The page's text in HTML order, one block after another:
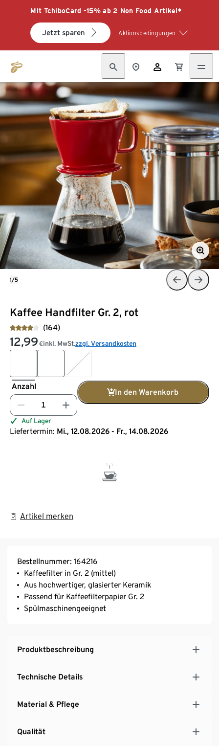
Mit TchiboCard -15% ab 2 Non Food Artikel*
Jetzt sparen Aktionsbedingungen
Kaffee Handfilter Gr. 2, rot
(164)
12,99 €inkl. MwSt.zzgl. Versandkosten
Anzahl
In den Warenkorb
Auf Lager
Liefertermin: Mi., 12.08.2026 - Fr., 14.08.2026
Artikel merken
1/5
Bestellnummer: 164216
Kaffeefilter in Gr. 2 (mittel)
Aus hochwertiger, glasierter Keramik
Passend für Kaffeefilterpapier Gr. 2
Spülmaschinengeeignet
Produktbeschreibung
Technische Details
Material & Pflege
Qualität